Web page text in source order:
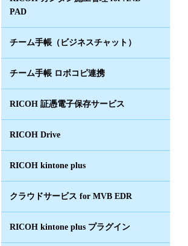
PAD
チーム手帳（ビジネスチャット）
チーム手帳 ロボコピ連携
RICOH 証憑電子保存サービス
RICOH Drive
RICOH kintone plus
クラウドサービス for MVB EDR
RICOH kintone plus プラグイン